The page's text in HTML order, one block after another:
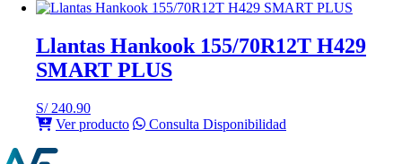
Llantas Hankook 155/70R12T H429
SMART PLUS
S/240.90
Ver producto
Consulta Disponibilidad